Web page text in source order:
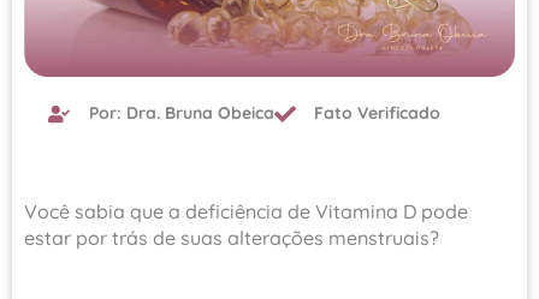
Por: Dra. Bruna Obeica Fato Verificado
Você sabia que a deficiência de Vitamina D pode
estar por trás de suas alterações menstruais?